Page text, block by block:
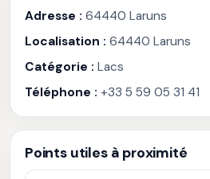
Adresse : 64440 Laruns
Localisation : 64440 Laruns
Catégorie : Lacs
Téléphone : +33 5 59 05 31 41
Points utiles à proximité